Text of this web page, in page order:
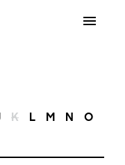
K L M N O